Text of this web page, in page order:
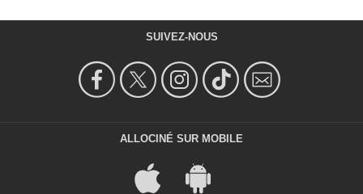
SUIVEZ-NOUS
ALLOCINÉ SUR MOBILE